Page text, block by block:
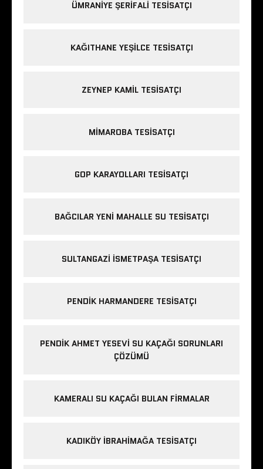
ÜMRANIYE ŞERIFALI TESISATÇI
KAĞITHANE YEŞILCE TESISATÇI
ZEYNEP KAMIL TESISATÇI
MIMAROBA TESISATÇI
GOP KARAYOLLARI TESISATÇI
BAĞCILAR YENI MAHALLE SU TESISATÇI
SULTANGAZI ISMETPAŞA TESISATÇI
PENDIK HARMANDERE TESISATÇI
PENDIK AHMET YESEVI SU KAÇAĞI SORUNLARI
ÇÖZÜMÜ
KAMERALI SU KAÇAĞI BULAN FIRMALAR
KADIKÖY IBRAHIMAĞA TESISATÇI